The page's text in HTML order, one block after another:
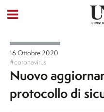
16 Ottobre 2020
#coronavirus
Nuovo
protocollo di